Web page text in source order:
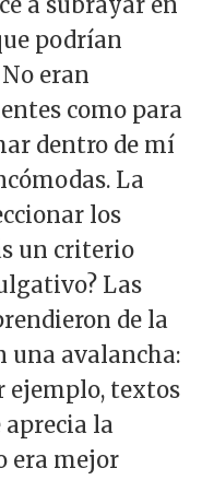
podrían
eran
como para
dentro de mí
La
los
un criterio
Las
de la
una avalancha:
ejemplo, textos
aprecia la
era mejor